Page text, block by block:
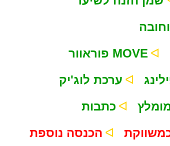
פוראוור MOVE ᐊ
ערכת לוג'יק ᐊ
כתבות ᐊ
הכנסה נוספת ᐊ